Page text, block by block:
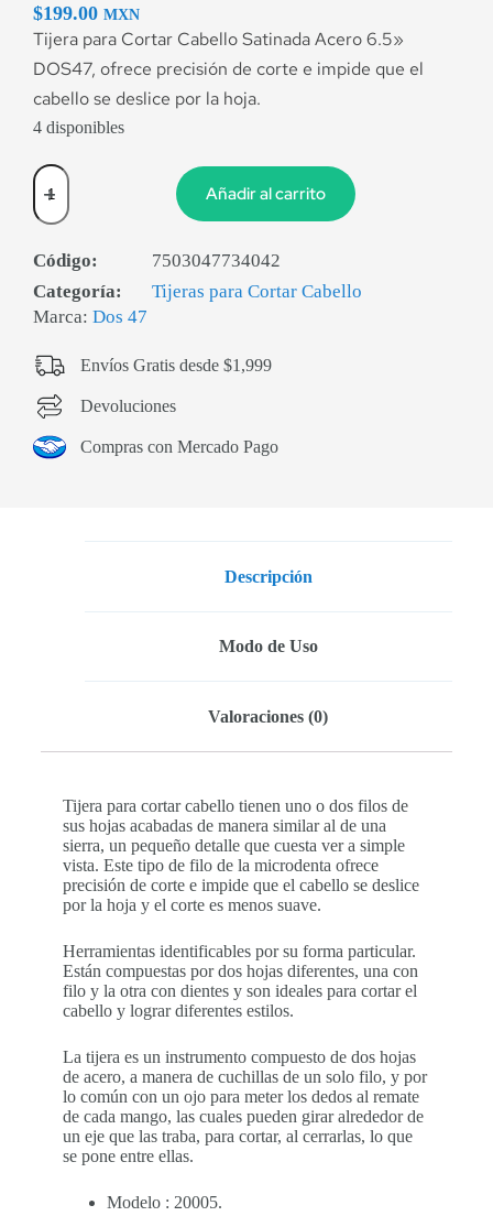
$199.00 MXN
Tijera para Cortar Cabello Satinada Acero 6.5»
DOS47, ofrece precisión de corte e impide que el
cabello se deslice por la hoja.
4 disponibles
Añadir al carrito
Código:
7503047734042
Categoría:
Tijeras para Cortar Cabello
Marca: Dos 47
Envíos Gratis desde $1,999
Devoluciones
Compras con Mercado Pago
Descripción
Modo de Uso
Valoraciones (0)
Tijera para cortar cabello tienen uno o dos filos de
sus hojas acabadas de manera similar al de una
sierra, un pequeño detalle que cuesta ver a simple
vista. Este tipo de filo de la microdenta ofrece
precisión de corte e impide que el cabello se deslice
por la hoja y el corte es menos suave.
Herramientas identificables por su forma particular.
Están compuestas por dos hojas diferentes, una con
filo y la otra con dientes y son ideales para cortar el
cabello y lograr diferentes estilos.
La tijera es un instrumento compuesto de dos hojas
de acero, a manera de cuchillas de un solo filo, y por
lo común con un ojo para meter los dedos al remate
de cada mango, las cuales pueden girar alrededor de
un eje que las traba, para cortar, al cerrarlas, lo que
se pone entre ellas.
Modelo : 20005.